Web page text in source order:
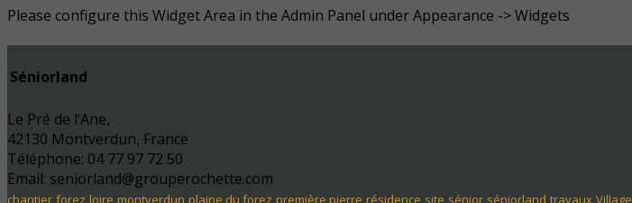
Please configure this Widget Area in the Admin Panel under Appearance -> Widgets
Séniorland
Le Pré de l’Ane,
42130 Montverdun, France
Téléphone: 04 77 97 72 50
Email: seniorland@grouperochette.com
chantier forez loire montverdun plaine du forez première pierre résidence site sénior séniorland travaux Village